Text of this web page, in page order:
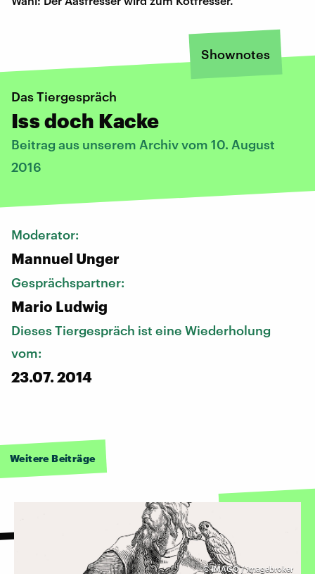
Shownotes
Das Tiergespräch
Iss doch Kacke
Beitrag aus unserem Archiv vom 10. August
2016
Moderator:
Mannuel Unger
Gesprächspartner:
Mario Ludwig
Dieses Tiergespräch ist eine Wiederholung
vom:
23.07. 2014
Weitere Beiträge
©IMAGO / imagebroker